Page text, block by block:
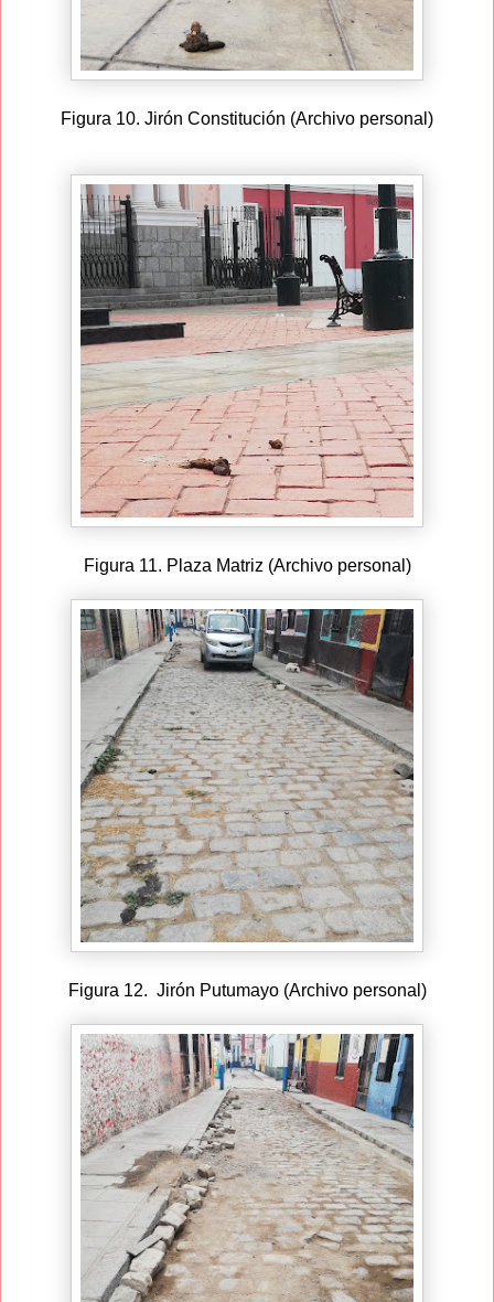
Figura 10. Jirón Constitución (Archivo personal)
Figura 11. Plaza Matriz (Archivo personal)
Figura 12. Jirón Putumayo (Archivo personal)